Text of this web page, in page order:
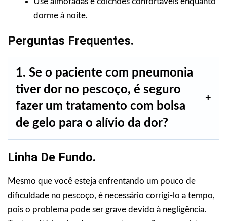
dorme à noite.
Perguntas Frequentes.
1. Se o paciente com pneumonia
tiver dor no pescoço, é seguro
fazer um tratamento com bolsa
de gelo para o alívio da dor?
Linha De Fundo.
Mesmo que você esteja enfrentando um pouco de
dificuldade no pescoço, é necessário corrigi-lo a tempo,
pois o problema pode ser grave devido à negligência.